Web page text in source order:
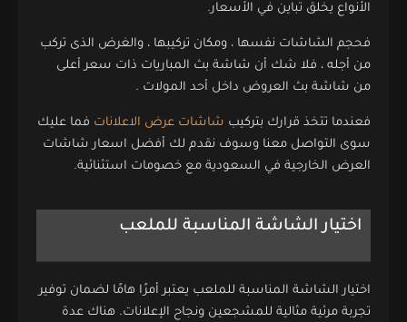
الأنواع يخلق تباين في الأسعار.
فحجم الشاشات نفسها ، ومكان تركيبها ، والغرض الذى تركب
من أجله ، فلا شك أن شاشة بث المباريات ذات سعر أعلى
من شاشة بث العروض داخل أحد المولات .
فعندما تتخذ قرارك بتركيب شاشات عرض الاعلانات فما عليك
سوى التواصل معنا وسوف نقدم لك أفضل اسعار شاشات
العرض الخارجية في السعودية مع خصومات استثنائية.
اختيار الشاشة المناسبة للملعب
اختيار الشاشة المناسبة للملعب يعتبر أمرًا هامًا لضمان توفير
تجربة مرئية مثالية للمشجعين ونجاح الإعلانات. هناك عدة